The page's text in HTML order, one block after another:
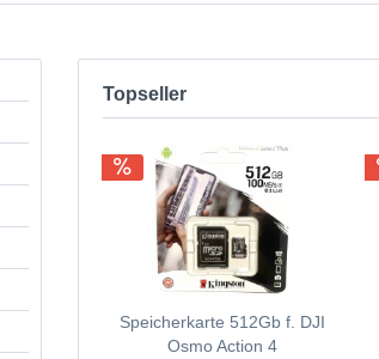
Topseller
Speicherkarte 512Gb f. DJI
Osmo Action 4